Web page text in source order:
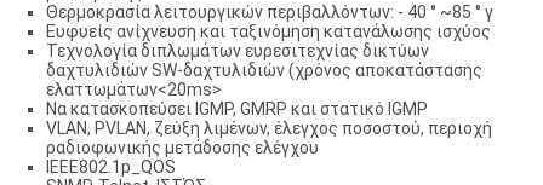
Θερμοκρασία λειτουργικών περιβαλλόντων: - 40 ° ~85 ° γ
Ευφυείς ανίχνευση και ταξινόμηση κατανάλωσης ισχύος
Τεχνολογία διπλωμάτων ευρεσιτεχνίας δικτύων
δαχτυλιδιών SW-δαχτυλιδιών (χρόνος αποκατάστασης
ελαττωμάτων<20ms>
Να κατασκοπεύσει IGMP, GMRP και στατικό IGMP
VLAN, PVLAN, ζεύξη λιμένων, έλεγχος ποσοστού, περιοχή
ραδιοφωνικής μετάδοσης ελέγχου
IEEE802.1p_QOS